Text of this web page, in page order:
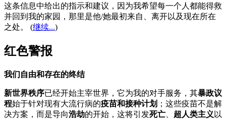
这条信息中给出的指示和建议，因为我希望每一个人都能得救
并回到我的家园，那里是他/她最初来自、离开以及现在所在
之处。
(继续...)
红色警报
我们自由和存在的终结
新世界秩序已经开始主宰世界，它为我的对手服务，其暴政议
程始于针对现有大流行病的疫苗和接种计划 ；这些疫苗不是解
决方案，而是导向浩劫的开始，这将引发死亡 超人类主义 以